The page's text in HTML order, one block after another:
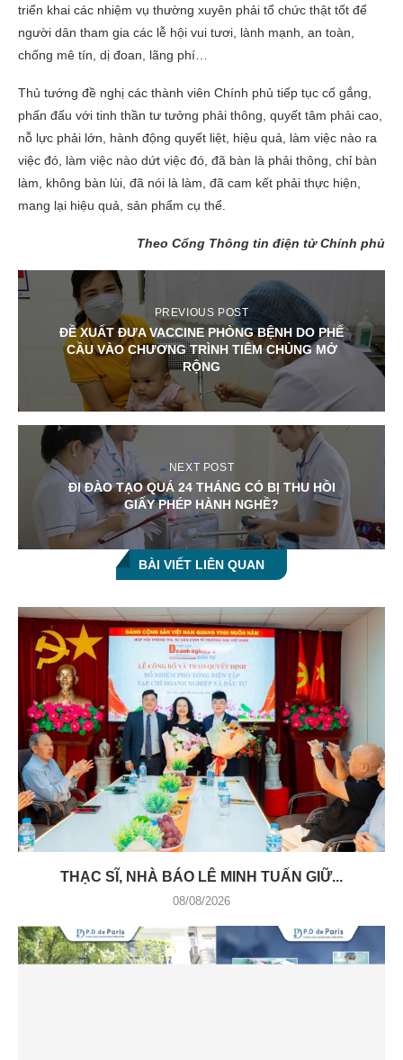
triển khai các nhiệm vụ thường xuyên phải tổ chức thật tốt để
người dân tham gia các lễ hội vui tươi, lành mạnh, an toàn,
chống mê tín, dị đoan, lãng phí…
Thủ tướng đề nghị các thành viên Chính phủ tiếp tục cố gắng,
phấn đấu với tinh thần tư tưởng phải thông, quyết tâm phải cao,
nỗ lực phải lớn, hành động quyết liệt, hiệu quả, làm việc nào ra
việc đó, làm việc nào dứt việc đó, đã bàn là phải thông, chỉ bàn
làm, không bàn lùi, đã nói là làm, đã cam kết phải thực hiện,
mang lại hiệu quả, sản phẩm cụ thể.
Theo Cổng Thông tin điện tử Chính phủ
PREVIOUS POST
ĐỀ XUẤT ĐƯA VACCINE PHÒNG BỆNH DO PHẾ
CẦU VÀO CHƯƠNG TRÌNH TIÊM CHỦNG MỞ
RỘNG
NEXT POST
ĐI ĐÀO TẠO QUÁ 24 THÁNG CÓ BỊ THU HỒI
GIẤY PHÉP HÀNH NGHỀ?
BÀI VIẾT LIÊN QUAN
THẠC SĨ, NHÀ BÁO LÊ MINH TUẤN GIỮ...
08/08/2026